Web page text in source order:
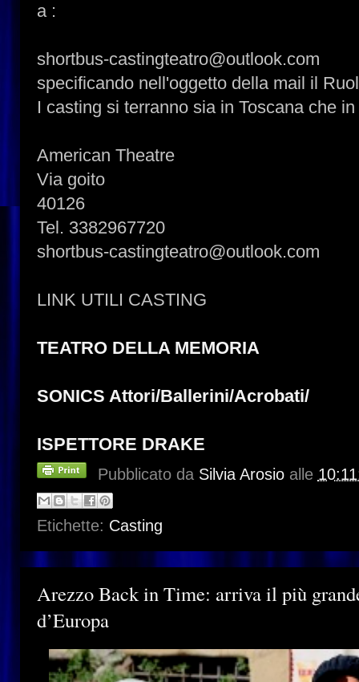
a :
shortbus-castingteatro@outlook.com
specificando nell'oggetto della mail il
I casting si terranno sia in Toscana che
American Theatre
Via goito
40126
Tel. 3382967720
shortbus-castingteatro@outlook.com
LINK UTILI CASTING
TEATRO DELLA MEMORIA
SONICS Attori/Ballerini/Acrobati/
ISPETTORE DRAKE
Pubblicato da Silvia Arosio alle
Etichette: Casting
Arezzo Back in Time: arriva il più
d’Europa